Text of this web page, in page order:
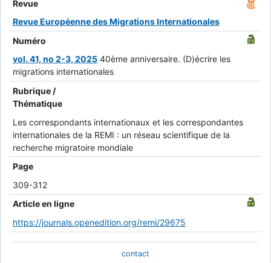
Revue
Revue Européenne des Migrations Internationales
Numéro
vol. 41, no 2-3, 2025 40ème anniversaire. (D)écrire les
migrations internationales
Rubrique /
Thématique
Les correspondants internationaux et les correspondantes
internationales de la REMI : un réseau scientifique de la
recherche migratoire mondiale
Page
309-312
Article en ligne
https://journals.openedition.org/remi/29675
contact